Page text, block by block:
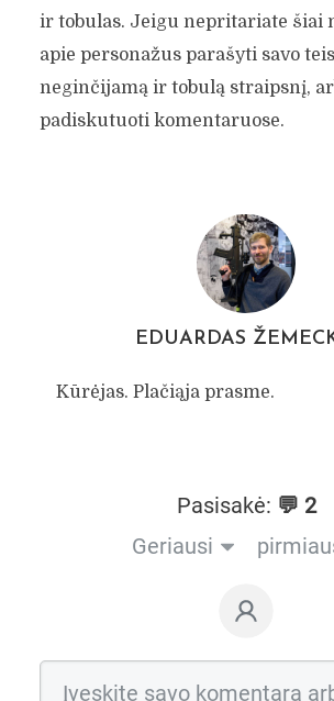
ir tobulas. Jeigu nepritariate šiai
apie personažus parašyti savo
neginčijamą ir tobulą straipsnį,
padiskutuoti komentaruose.
EDUARDAS
Kūrėjas. Plačiąja prasme.
Pasisakė: 💬 2
Geriausi